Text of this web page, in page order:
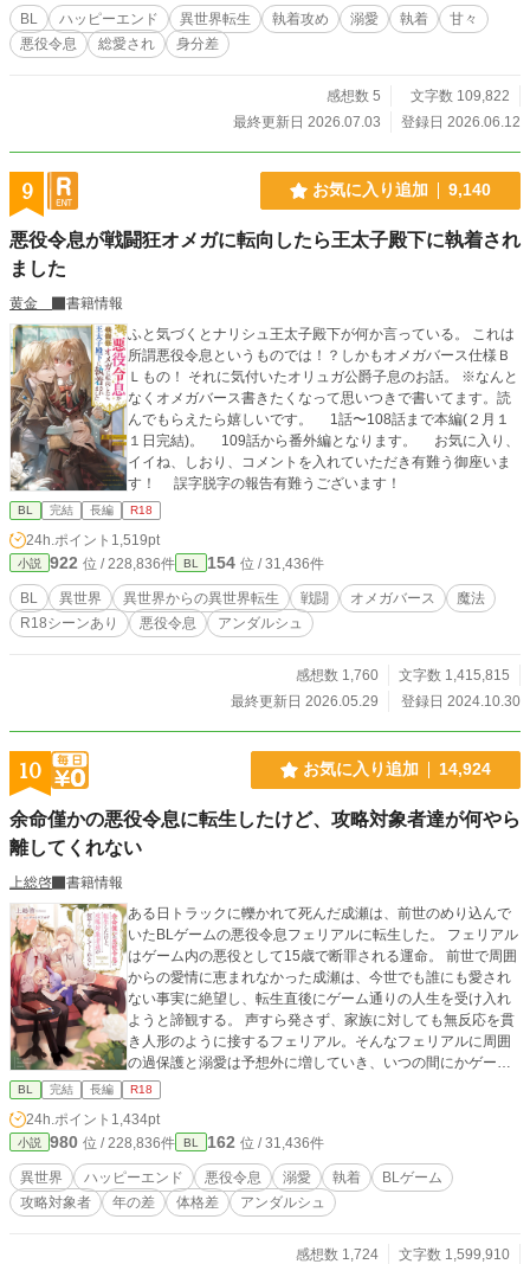
願いいたします！ ※本編完結済み。今後は、後日談・番外編
を不定期に投稿します。 ※番外編・第一弾としまして、完結
記念SS『プレゼントは僕だった』を更新しました。
BL ハッピーエンド 異世界転生 執着攻め 溺愛 執着
甘々
悪役令息
総愛され 身分差
感想数 5
文字数 109,822
最終更新日 2026.07.03
登録日 2026.06.12
9 お気に入り追加 9,140
悪役令息が戦闘狂オメガに転向したら王太子殿下に執着され
ました
黄金
書籍情報
ふと気づくとナリシュ王太子殿下が何か言っている。 これは
所謂悪役令息というものでは！？しかもオメガバース仕様Ｂ
Ｌもの！ それに気付いたオリュガ公爵子息のお話。 ※なんと
なくオメガバース書きたくなって思いつきで書いてます。読
んでもらえたら嬉しいです。 1話〜108話まで本編(２月１
１日完結)。 109話から番外編となります。 お気に入り、
イイね、しおり、コメントを入れていただき有難う御座いま
す！ 誤字脱字の報告有難うございます！
BL 完結 長編 R18
24h.ポイント 1,519pt
小説 922 位 / 228,836件 BL 154 位 / 31,436件
BL 異世界 異世界からの異世界転生 戦闘 オメガバース
魔法
R18シーンあり
悪役令息 アンダルシュ
感想数 1,760
文字数 1,415,815
最終更新日 2026.05.29
登録日 2024.10.30
10 お気に入り追加 14,924
余命僅かの悪役令息に転生したけど、攻略対象者達が何やら
離してくれない
上総啓
書籍情報
ある日トラックに轢かれて死んだ成瀬は、前世のめり込んで
いたBLゲームの悪役令息フェリアルに転生した。 フェリアル
はゲーム内の悪役として15歳で断罪される運命。 前世で周囲
からの愛情に恵まれなかった成瀬は、今世でも誰にも愛され
ない事実に絶望し、転生直後にゲーム通りの人生を受け入れ
ようと諦観する。 声すら発さず、家族に対しても無反応を貫
き人形のように接するフェリアル。そんなフェリアルに周囲
の過保護と溺愛は予想外に増していき、いつの間にかゲーム
のシナリオとズレた展開が巻き起こっていく。 気付けば兄達
は勿論、妖艶な魔塔主や最恐の暗殺者、次期大公に皇太子…
ゲームの攻略対象者達がフェリアルに執着するようになり…
――？ 周囲の愛に疎い悪役令息の無自覚総愛されライフ。 ※
最終的に固定カプ
BL 完結 長編 R18
24h.ポイント 1,434pt
小説 980 位 / 228,836件 BL 162 位 / 31,436件
異世界 ハッピーエンド 悪役令息 溺愛 執着
BLゲーム
攻略対象者
年の差 体格差 アンダルシュ
感想数 1,724
文字数 1,599,910